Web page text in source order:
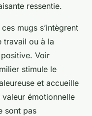
ressentie.
mugs s’intègrent
travail ou à la
Voir
stimule le
et accueille
émotionnelle
sont pas